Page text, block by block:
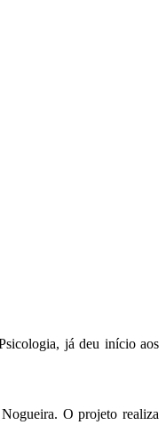
já deu início aos
O projeto realiza